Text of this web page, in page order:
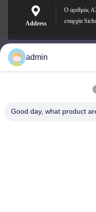
Address
Ο αριθμός
επαρχία
admin
Good day, what product